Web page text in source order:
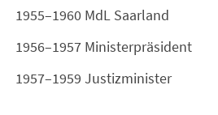
1955–1960 MdL Saarland
1956–1957 Ministerpräsident
1957–1959 Justizminister